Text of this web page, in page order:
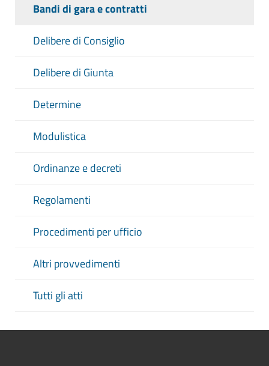
Bandi di gara e contratti
Delibere di Consiglio
Delibere di Giunta
Determine
Modulistica
Ordinanze e decreti
Regolamenti
Procedimenti per ufficio
Altri provvedimenti
Tutti gli atti